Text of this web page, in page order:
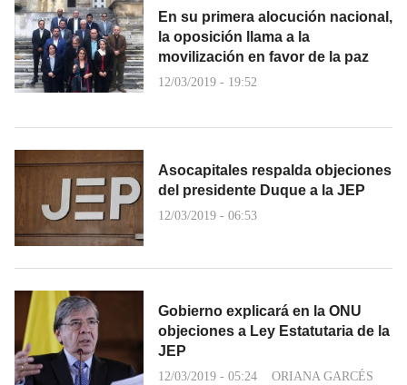
En su primera alocución nacional,
la oposición llama a la
movilización en favor de la paz
12/03/2019 - 19:52
Asocapitales respalda objeciones
del presidente Duque a la JEP
12/03/2019 - 06:53
Gobierno explicará en la ONU
objeciones a Ley Estatutaria de la
JEP
12/03/2019 - 05:24 ORIANA GARCÉS